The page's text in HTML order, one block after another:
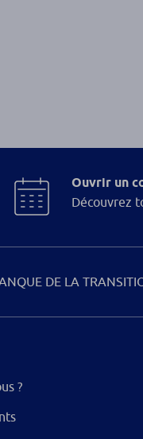
Ouvrir un
Découvrez
DE LA
?